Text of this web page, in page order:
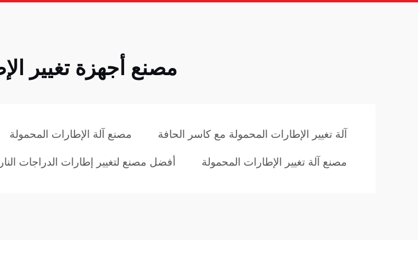
مصنع أجهزة تغيير
آلة تغيير الإطارات المحمولة مع كاسر الحافة مصنع آلة الإطارات المحمولة
مصنع آلة تغيير الإطارات المحمولة أفضل مصنع لتغيير إطارات الدراجات